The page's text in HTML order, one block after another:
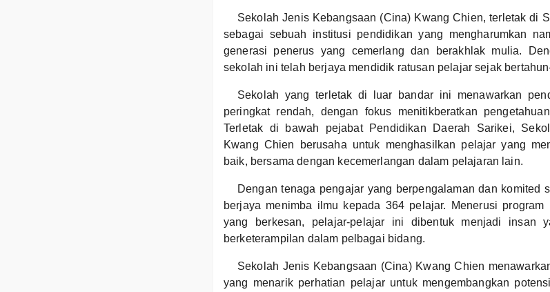
Sekolah Jenis Kebangsaan (Cina) Kwang Chien, terletak di
sebagai sebuah institusi pendidikan yang mengharumkan
generasi penerus yang cemerlang dan berakhlak mulia.
sekolah ini telah berjaya mendidik ratusan pelajar sejak
Sekolah yang terletak di luar bandar ini menawarkan
peringkat rendah, dengan fokus menitikberatkan
Terletak di bawah pejabat Pendidikan Daerah Sarikei,
Kwang Chien berusaha untuk menghasilkan pelajar yang
baik, bersama dengan kecemerlangan dalam pelajaran lain.
Dengan tenaga pengajar yang berpengalaman dan komited
berjaya menimba ilmu kepada 364 pelajar. Menerusi program
yang berkesan, pelajar-pelajar ini dibentuk menjadi insan
berketerampilan dalam pelbagai bidang.
Sekolah Jenis Kebangsaan (Cina) Kwang Chien
yang menarik perhatian pelajar untuk mengembangkan